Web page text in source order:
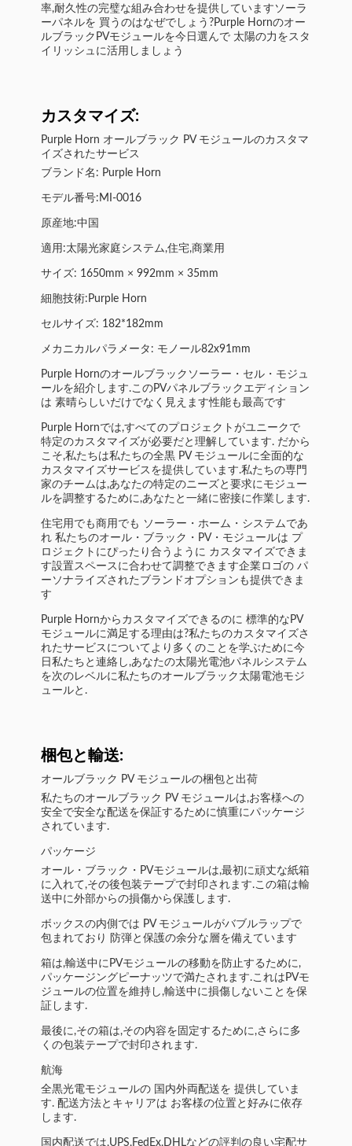
率,耐久性の完璧な組み合わせを提供していますソーラ
ーパネルを 買うのはなぜでしょう?Purple Hornのオー
ルブラックPVモジュールを今日選んで 太陽の力をスタ
イリッシュに活用しましょう
カスタマイズ:
Purple Horn オールブラック PV モジュールのカスタマ
イズされたサービス
ブランド名: Purple Horn
モデル番号:MI-0016
原産地:中国
適用:太陽光家庭システム,住宅,商業用
サイズ: 1650mm × 992mm × 35mm
細胞技術:Purple Horn
セルサイズ: 182*182mm
メカニカルパラメータ: モノール82x91mm
Purple Hornのオールブラックソーラー・セル・モジュ
ールを紹介します.このPVパネルブラックエディション
は 素晴らしいだけでなく見えます性能も最高です
Purple Hornでは,すべてのプロジェクトがユニークで
特定のカスタマイズが必要だと理解しています. だから
こそ,私たちは私たちの全黒 PV モジュールに全面的な
カスタマイズサービスを提供しています.私たちの専門
家のチームは,あなたの特定のニーズと要求にモジュー
ルを調整するために,あなたと一緒に密接に作業します.
住宅用でも商用でも ソーラー・ホーム・システムであ
れ 私たちのオール・ブラック・PV・モジュールは プ
ロジェクトにぴったり合うように カスタマイズできま
す設置スペースに合わせて調整できます企業ロゴの パ
ーソナライズされたブランドオプションも提供できま
す
Purple Hornからカスタマイズできるのに 標準的なPV
モジュールに満足する理由は?私たちのカスタマイズさ
れたサービスについてより多くのことを学ぶために今
日私たちと連絡し,あなたの太陽光電池パネルシステム
を次のレベルに私たちのオールブラック太陽電池モジ
ュールと.
梱包と輸送:
オールブラック PV モジュールの梱包と出荷
私たちのオールブラック PV モジュールは,お客様への
安全で安全な配送を保証するために慎重にパッケージ
されています.
パッケージ
オール・ブラック・PVモジュールは,最初に頑丈な紙箱
に入れて,その後包装テープで封印されます.この箱は輸
送中に外部からの損傷から保護します.
ボックスの内側では PV モジュールがバブルラップで
包まれており 防弾と保護の余分な層を備えています
箱は,輸送中にPVモジュールの移動を防止するために,
パッケージングピーナッツで満たされます.これはPVモ
ジュールの位置を維持し,輸送中に損傷しないことを保
証します.
最後に,その箱は,その内容を固定するために,さらに多
くの包装テープで封印されます.
航海
全黒光電モジュールの 国内外両配送を 提供していま
す. 配送方法とキャリアは お客様の位置と好みに依存
します.
国内配送では,UPS,FedEx,DHLなどの評判の良い宅配サ